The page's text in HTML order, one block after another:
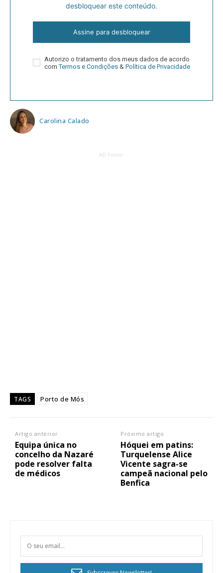
desbloquear este conteúdo.
Assine para desbloquear
Autorizo o tratamento dos meus dados de acordo
comTermos e Condições & Política de Privacidade
Carolina Calado
AD Footer
TAGS Porto de Mós
Artigo anterior
Equipa única no
concelho da Nazaré
pode resolver falta
de médicos
Próximo artigo
Hóquei em patins:
Turquelense Alice
Vicente sagra-se
campeã nacional pelo
Benfica